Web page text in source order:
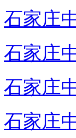
石家庄
石家庄
石家庄
石家庄